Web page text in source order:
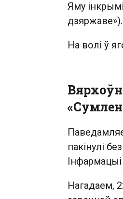
Яму
На волі ў
пакінулі
Нагадаем,